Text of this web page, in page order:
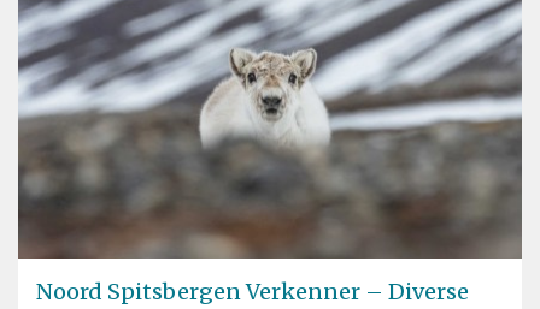
Noord Spitsbergen Verkenner – Diverse